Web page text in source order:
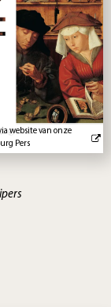
website van onze
Pers